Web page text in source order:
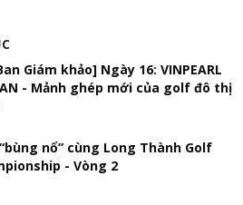
Giám khảo] Ngày 16: VINPEARL
- Mảnh ghép mới của golf đô thị
nổ” cùng Long Thành Golf
- Vòng 2